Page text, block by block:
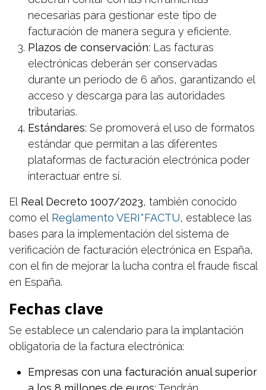
necesarias para gestionar este tipo de
facturación de manera segura y eficiente.
Plazos de conservación: Las facturas
electrónicas deberán ser conservadas
durante un periodo de 6 años, garantizando el
acceso y descarga para las autoridades
tributarias.
Estándares: Se promoverá el uso de formatos
estándar que permitan a las diferentes
plataformas de facturación electrónica poder
interactuar entre sí.
El Real Decreto 1007/2023, también conocido
como el Reglamento VERI*FACTU, establece las
bases para la implementación del sistema de
verificación de facturación electrónica en España,
con el fin de mejorar la lucha contra el fraude fiscal
en España.
Fechas clave
Se establece un calendario para la implantación
obligatoria de la factura electrónica:
Empresas con una facturación anual superior